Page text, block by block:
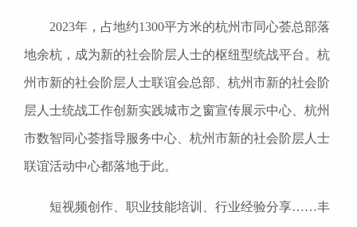
2023年，占地约1300平方米的杭州市同心荟总部落
地余杭，成为新的社会阶层人士的枢纽型统战平台。杭
州市新的社会阶层人士联谊会总部、杭州市新的社会阶
层人士统战工作创新实践城市之窗宣传展示中心、杭州
市数智同心荟指导服务中心、杭州市新的社会阶层人士
联谊活动中心都落地于此。
短视频创作、职业技能培训、行业经验分享……丰